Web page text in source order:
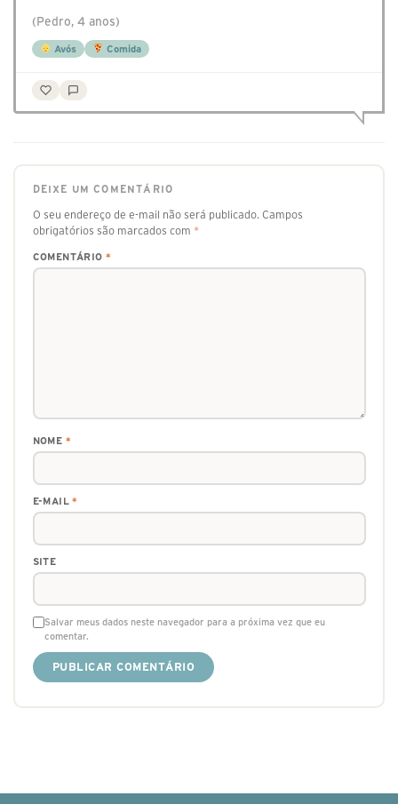
(Pedro, 4 anos)
Avós Comida
DEIXE UM COMENTÁRIO
O seu endereço de e-mail não será publicado. Campos
obrigatórios são marcados com *
COMENTÁRIO *
NOME *
E-MAIL*
SITE
Salvar meus dados neste navegador para a próxima vez que eu
comentar.